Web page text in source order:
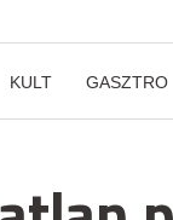
KULT GASZTRO